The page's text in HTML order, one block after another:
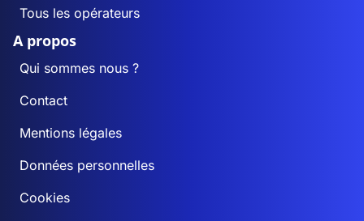
Tous les opérateurs
A propos
Qui sommes nous ?
Contact
Mentions légales
Données personnelles
Cookies